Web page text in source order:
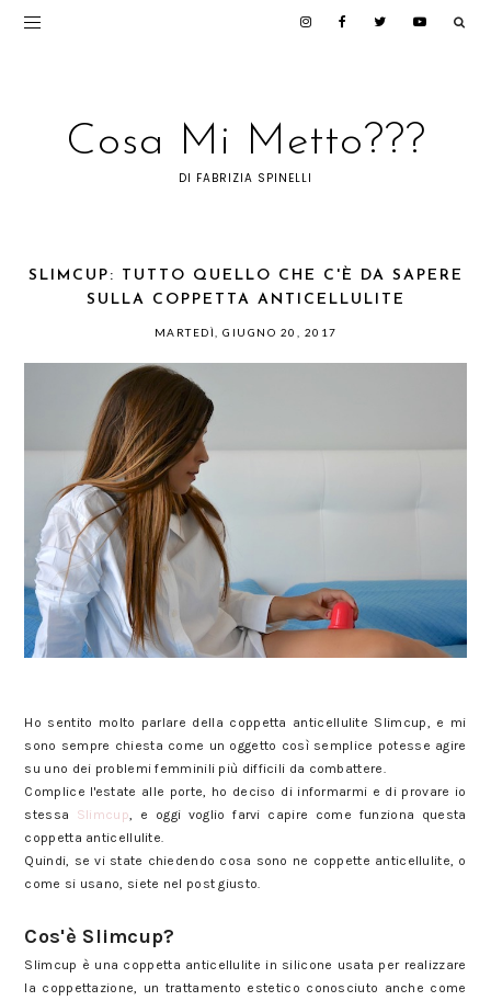
Cosa Mi Metto???
DI FABRIZIA SPINELLI
SLIMCUP: TUTTO QUELLO CHE C'È DA SAPERE
SULLA COPPETTA ANTICELLULITE
MARTEDÌ, GIUGNO 20, 2017
Ho sentito molto parlare della coppetta anticellulite Slimcup, e mi
sono sempre chiesta come un oggetto così semplice potesse agire
su uno dei problemi femminili più difficili da combattere.
Complice l'estate alle porte, ho deciso di informarmi e di provare io
stessa Slimcup, e oggi voglio farvi capire come funziona questa
coppetta anticellulite.
Quindi, se vi state chiedendo cosa sono ne coppette anticellulite, o
come si usano, siete nel post giusto.
Cos'è Slimcup?
Slimcup è una coppetta anticellulite in silicone usata per realizzare
la coppettazione, un trattamento estetico conosciuto anche come